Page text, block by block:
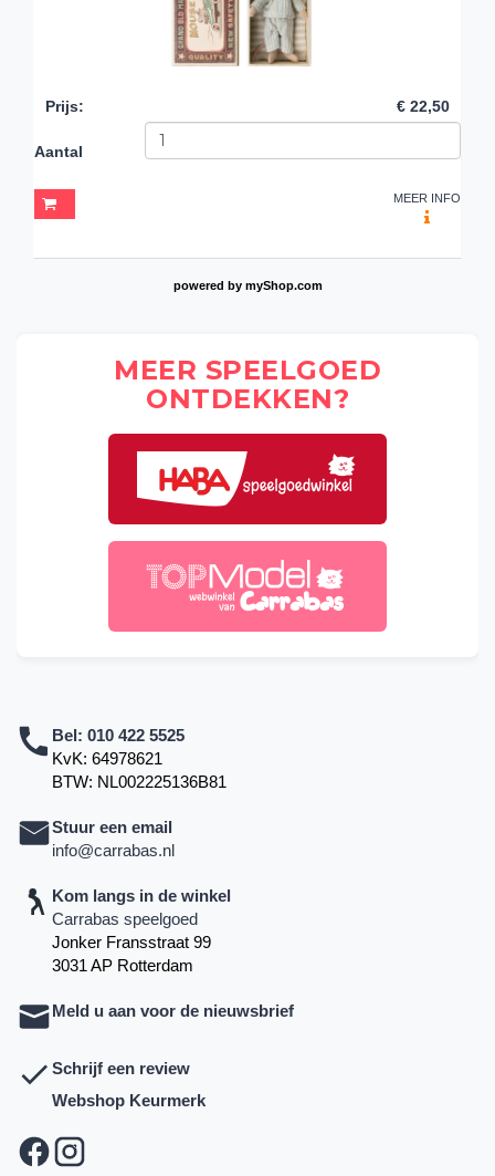
Prijs: € 22,50
Aantal
MEER INFO
powered by myShop.com
MEER SPEELGOED
ONTDEKKEN?
Bel: 010 422 5525
KvK: 64978621
BTW: NL002225136B81
Stuur een email
info@carrabas.nl
Kom langs in de winkel
Carrabas speelgoed
Jonker Fransstraat 99
3031 AP Rotterdam
Meld u aan voor de nieuwsbrief
Schrijf een review
Webshop Keurmerk